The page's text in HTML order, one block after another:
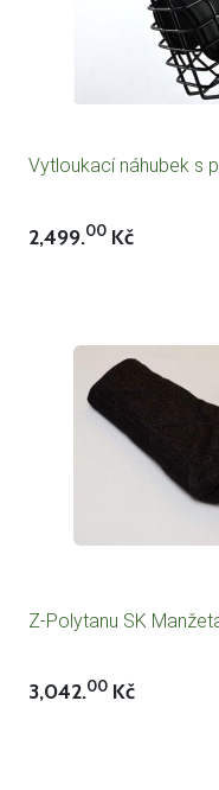
Vytloukací náhubek s
2,499.00 Kč
Z-Polytanu SK
3,042.00 Kč